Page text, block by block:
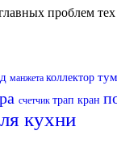
проблем
манжета коллектор
счетчик трап кран
кухни